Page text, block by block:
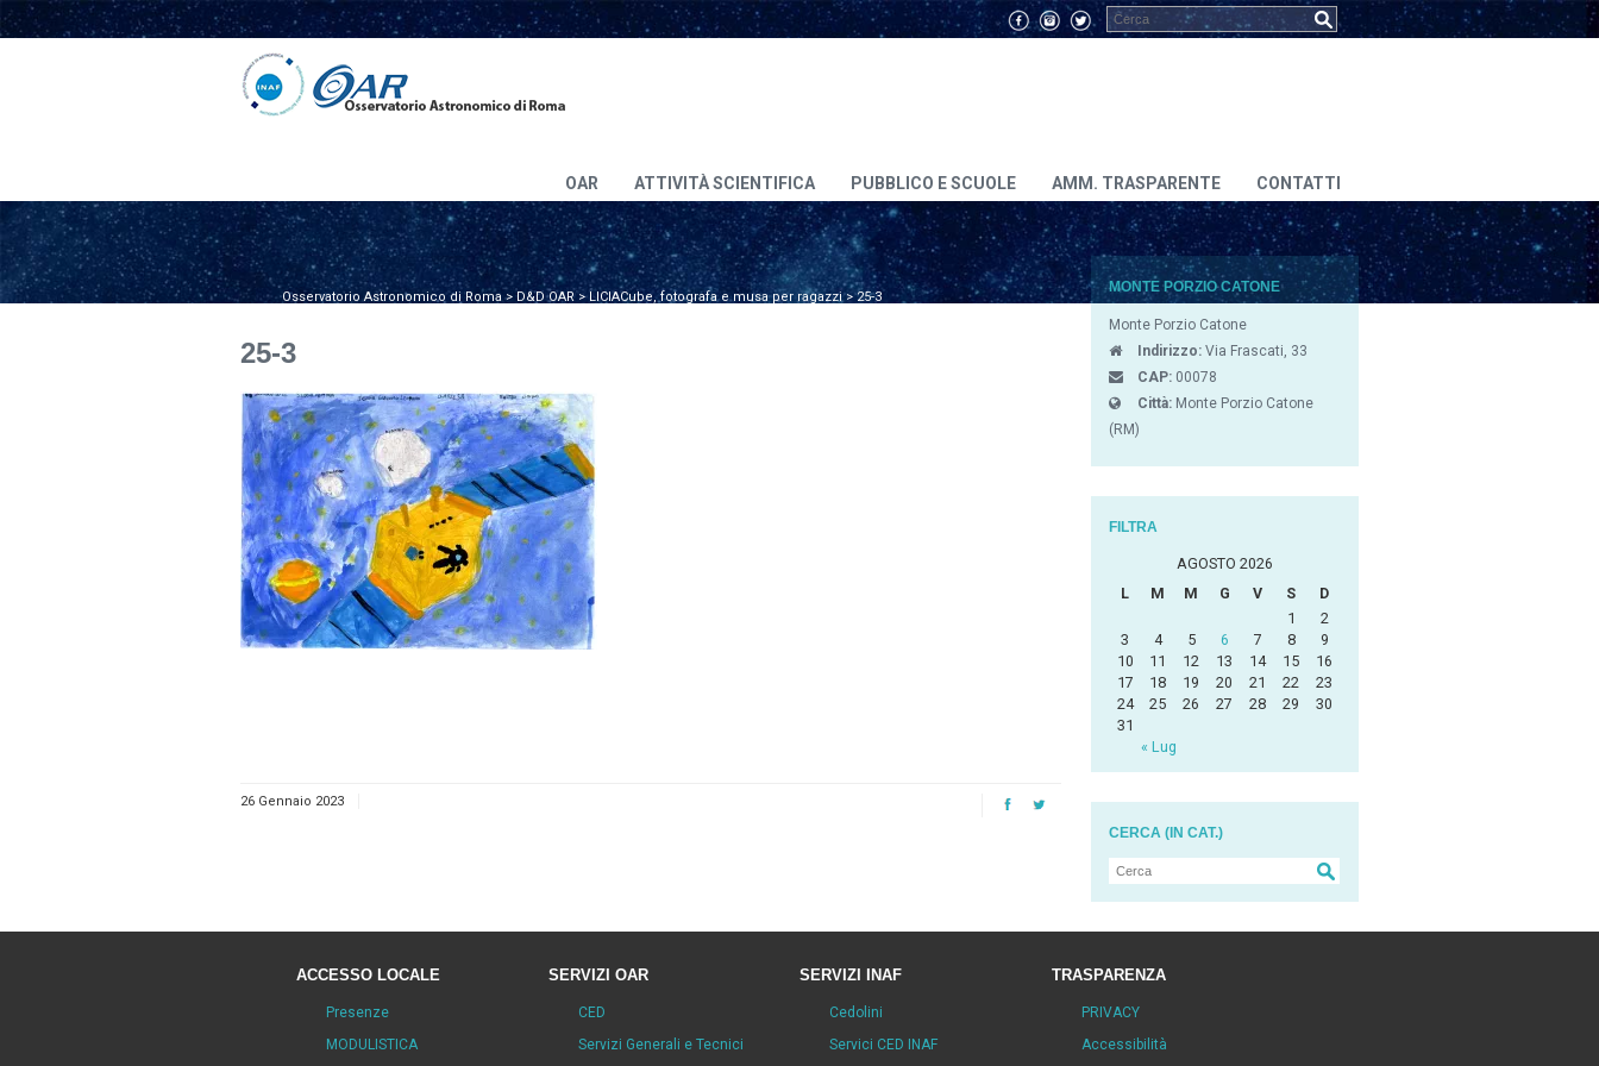
OAR ATTIVITÀ SCIENTIFICA PUBBLICO E SCUOLE AMM. TRASPARENTE CONTATTI
Osservatorio Astronomico di Roma> D&D OAR>LICIACube, fotografa e musa per ragazzi>25-3
25-3
26 Gennaio 2023
MONTE PORZIO CATONE
Monte Porzio Catone
Indirizzo: Via Frascati, 33
CAP: 00078
Città: Monte Porzio Catone
(RM)
FILTRA
AGOSTO 2026
L
M M G V S D
« Lug
1
2
3
4 5 6 7 8
9
10
11 12 13 14 15
16
17
18 19 20 21 22
23
24
25 26 27 28 29
30
31
CERCA (IN CAT.)
ACCESSO LOCALE
Presenze
MODULISTICA
SERVIZI OAR
CED
Servizi Generali e Tecnici
SERVIZI INAF
Cedolini
Servici CED INAF
TRASPARENZA
PRIVACY
Accessibilità